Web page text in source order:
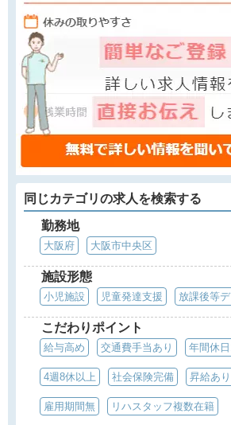
同じカテゴリの求人を検索する
勤務地
大阪府 大阪市中央区
施設形態
小児施設 児童発達支援 放課後等
こだわりポイント
給与高め 交通費手当あり 年間休
4週8休以上 社会保険完備 昇給あり
雇用期間無 リハスタッフ複数在籍